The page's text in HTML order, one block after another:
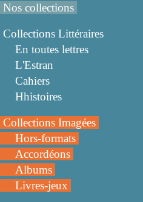
Nos collections
Collections Littéraires
En toutes lettres
L'Estran
Cahiers
Hhistoires
Collections Imagées
Hors-formats
Accordéons
Albums
Livres-jeux